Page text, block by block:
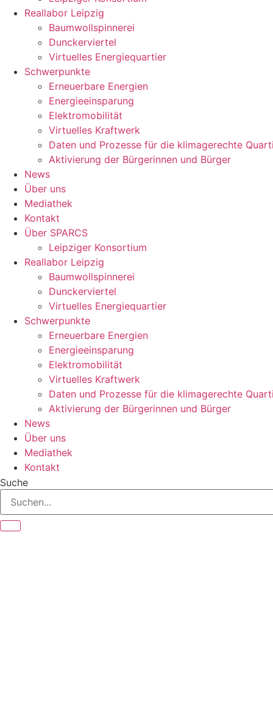
Reallabor Leipzig
Baumwollspinnerei
Dunckerviertel
Virtuelles Energiequartier
Schwerpunkte
Erneuerbare Energien
Energieeinsparung
Elektromobilität
Virtuelles Kraftwerk
Daten und Prozesse für die klimagerechte
Aktivierung der Bürgerinnen und Bürger
News
Über uns
Mediathek
Kontakt
Über SPARCS
Leipziger Konsortium
Reallabor Leipzig
Baumwollspinnerei
Dunckerviertel
Virtuelles Energiequartier
Schwerpunkte
Erneuerbare Energien
Energieeinsparung
Elektromobilität
Virtuelles Kraftwerk
Daten und Prozesse für die klimagerechte
Aktivierung der Bürgerinnen und Bürger
News
Über uns
Mediathek
Kontakt
Suche